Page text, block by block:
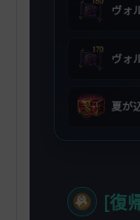
ヴォ
ヴォ
夏が
[復